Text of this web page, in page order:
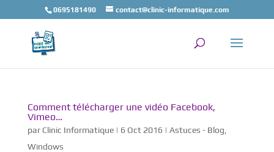
0695181490 contact@clinic-informatique.com
Comment télécharger une vidéo Facebook,
Vimeo…
par Clinic Informatique| 6 Oct 2016 | Astuces - Blog
Windows